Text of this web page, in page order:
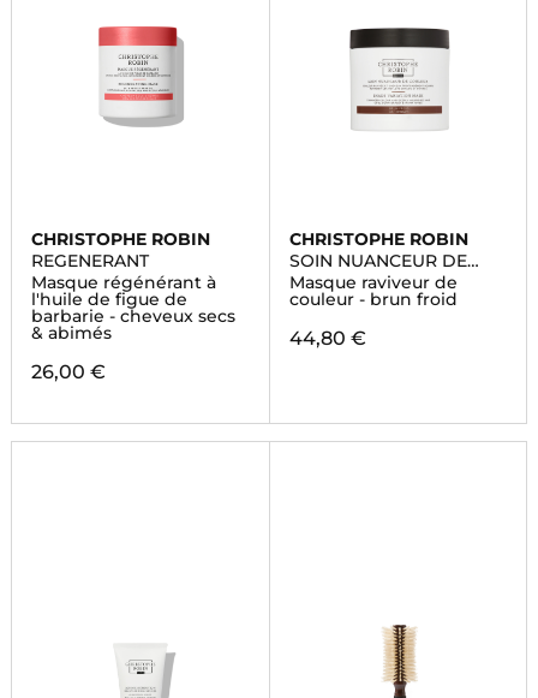
CHRISTOPHE ROBIN
REGENERANT
Masque régénérant à
l'huile de figue de
barbarie - cheveux secs
& abimés
26,00 €
CHRISTOPHE ROBIN
SOIN NUANCEUR DE
COULEUR
Masque raviveur de
couleur - brun froid
44,80 €